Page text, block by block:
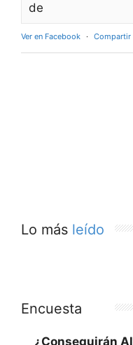
de
Ver en Facebook · Compartir
Lo más leído
Encuesta
¿Conseguirán